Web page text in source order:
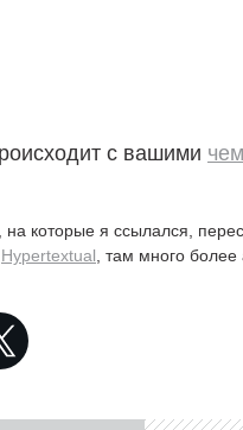
с вашими
которые я ссылался,
Hypertextual , там много более